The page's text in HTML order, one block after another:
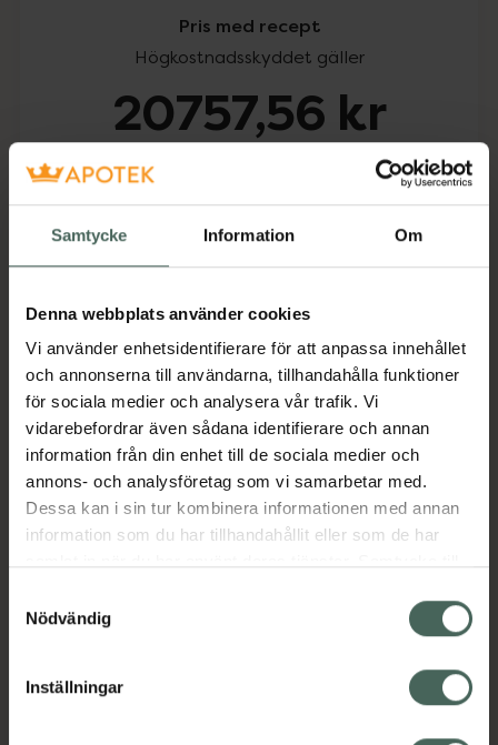
Samtycke Information Om
Denna webbplats använder cookies
Vi använder enhetsidentifierare för att anpassa innehållet
och annonserna till användarna, tillhandahålla funktioner
för sociala medier och analysera vår trafik. Vi
vidarebefordrar även sådana identifierare och annan
information från din enhet till de sociala medier och
annons- och analysföretag som vi samarbetar med.
Dessa kan i sin tur kombinera informationen med annan
information som du har tillhandahållit eller som de har
återkalla ditt samtycke via webbplatsens
cookieinställningar. Ett återkallat samtycke påverkar inte
lagligheten av behandling som skett innan återkallelsen.
Nödvändig
Inställningar
Pris med recept
Högkostnadsskyddet gäller
20757,56 kr
Köp via ditt recept
Beskrivning Dölj
Läs alltid bipacksedeln innan
användning.
EAN:00732328100499
Visa